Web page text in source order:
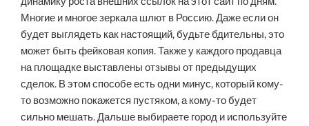
Многие и многое зеркала шлют в Россию. Даже если он
будет выглядеть как настоящий, будьте бдительны, это
может быть фейковая копия. Также у каждого продавца
на площадке выставлены отзывы от предыдущих
сделок. В этом способе есть одни минус, который кому-
то возможно покажется пустяком, а кому-то будет
сильно мешать. Дальше выбираете город и используйте